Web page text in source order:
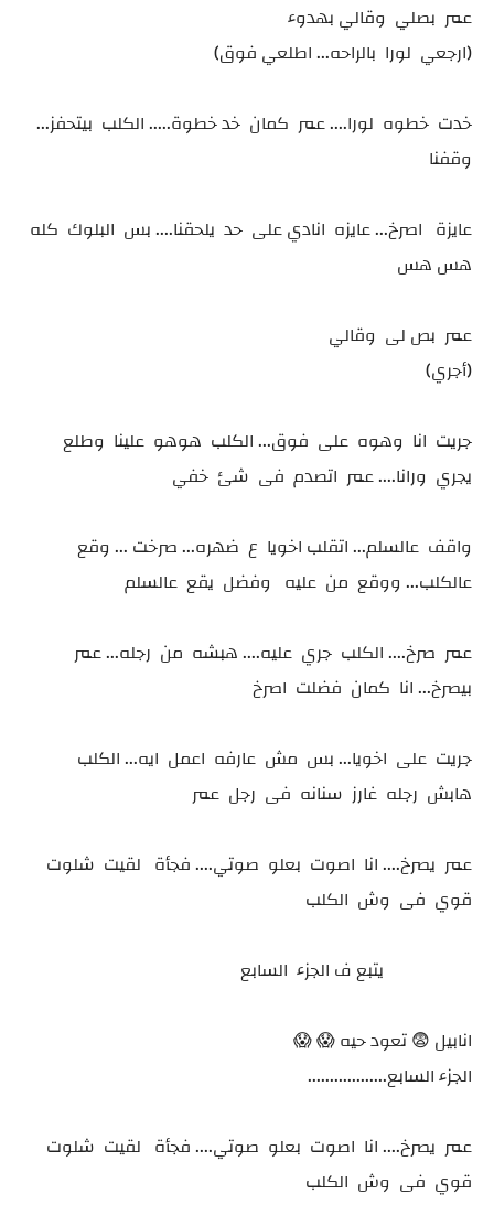
عمر بصلي وقالي بهدوء
(ارجعي لورا بالراحه... اطلعي فوق)
خدت خطوه لورا.... عمر كمان خد خطوة..... الكلب بيتحفز...
وقفنا
عايزة اصرخ... عايزه انادي على حد يلحقنا.... بس البلوك كله
هس هس
عمر بص لى وقالي
(أجري)
جريت انا وهوه على فوق... الكلب هوهو علينا وطلع
يجري ورانا.... عمر اتصدم فى شئ خفي
واقف عالسلم... اتقلب اخويا ع ضهره... صرخت ... وقع
عالكلب... ووقع من عليه وفضل يقع عالسلم
عمر صرخ.... الكلب جري عليه.... هبشه من رجله... عمر
بيصرخ... انا كمان فضلت اصرخ
جريت على اخويا... بس مش عارفه اعمل ايه... الكلب
هابش رجله غارز سنانه فى رجل عمر
عمر يصرخ.... انا اصوت بعلو صوتي.... فجأة لقيت شلوت
قوي فى وش الكلب
يتبع ف الجزء السابع
انابيل 😨 تعود حيه 😱 😱
الجزء السابع..................
عمر يصرخ.... انا اصوت بعلو صوتي.... فجأة لقيت شلوت
قوي فى وش الكلب